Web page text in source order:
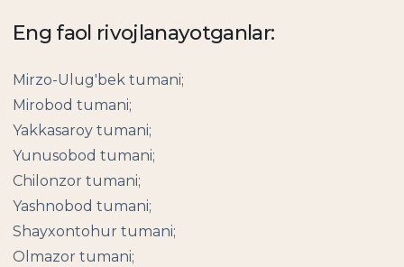
Eng faol rivojlanayotganlar:
Mirzo-Ulug'bek tumani;
Mirobod tumani;
Yakkasaroy tumani;
Yunusobod tumani;
Chilonzor tumani;
Yashnobod tumani;
Shayxontohur tumani;
Olmazor tumani;